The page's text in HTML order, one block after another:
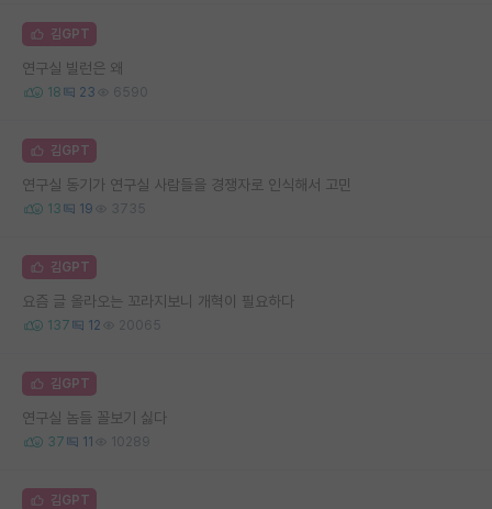
김GPT
연구실 빌런은 왜
18 23 6590
김GPT
연구실 동기가 연구실 사람들을 경쟁자로 인식해서 고민
13 19 3735
김GPT
요즘 글 올라오는 꼬라지보니 개혁이 필요하다
137 12 20065
김GPT
연구실 놈들 꼴보기 싫다
37 11 10289
김GPT